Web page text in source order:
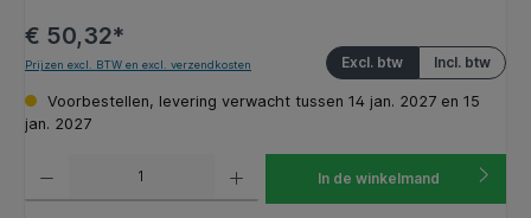
€ 50,32*
Incl. btw
Excl. btw
Prijzen excl. BTW en excl. verzendkosten
Voorbestellen, levering verwacht tussen 14 jan. 2027 en 15
jan. 2027
In de winkelmand